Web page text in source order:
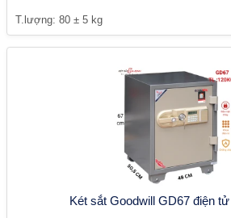
T.lượng: 80 ± 5 kg
Két sắt Goodwill GD67 điện